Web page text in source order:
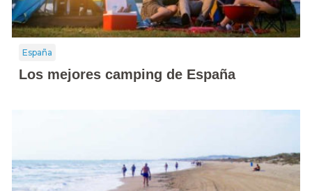
España
Los mejores camping de España